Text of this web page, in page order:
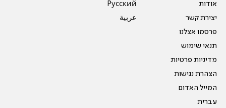
אודות
יצירת קשר
פרסמו אצלנו
תנאי שימוש
מדיניות פרטיות
הצהרת נגישות
המייל האדום
עברית
Pусский
عربية